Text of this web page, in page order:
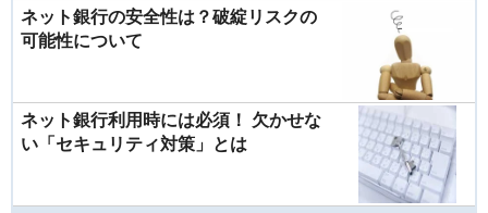
ネット銀行の安全性は？破綻リスクの
可能性について
ネット銀行利用時には必須！ 欠かせな
い「セキュリティ対策」とは